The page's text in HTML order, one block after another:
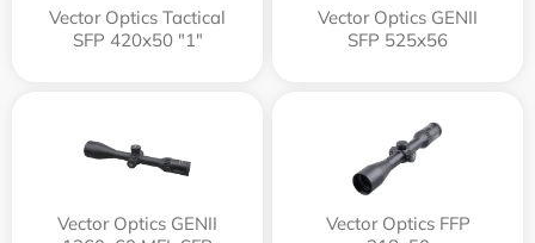
Vector Optics Tactical
SFP 420x50 "1"
Vector Optics GENII
SFP 525x56
Vector Optics GENII
Vector Optics FFP